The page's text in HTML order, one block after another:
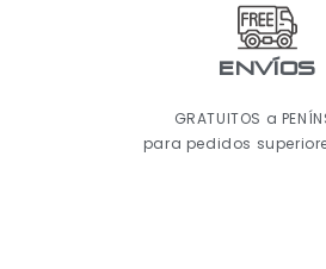
ENVÍOS
GRATUITOS a
para pedidos